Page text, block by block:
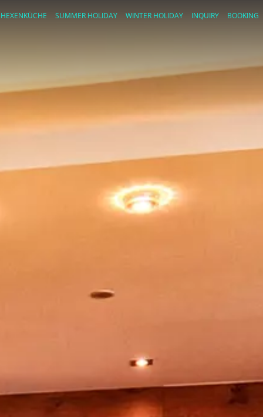
HEXENKÜCHE SUMMER HOLIDAY WINTER HOLIDAY INQUIRY BOOKING